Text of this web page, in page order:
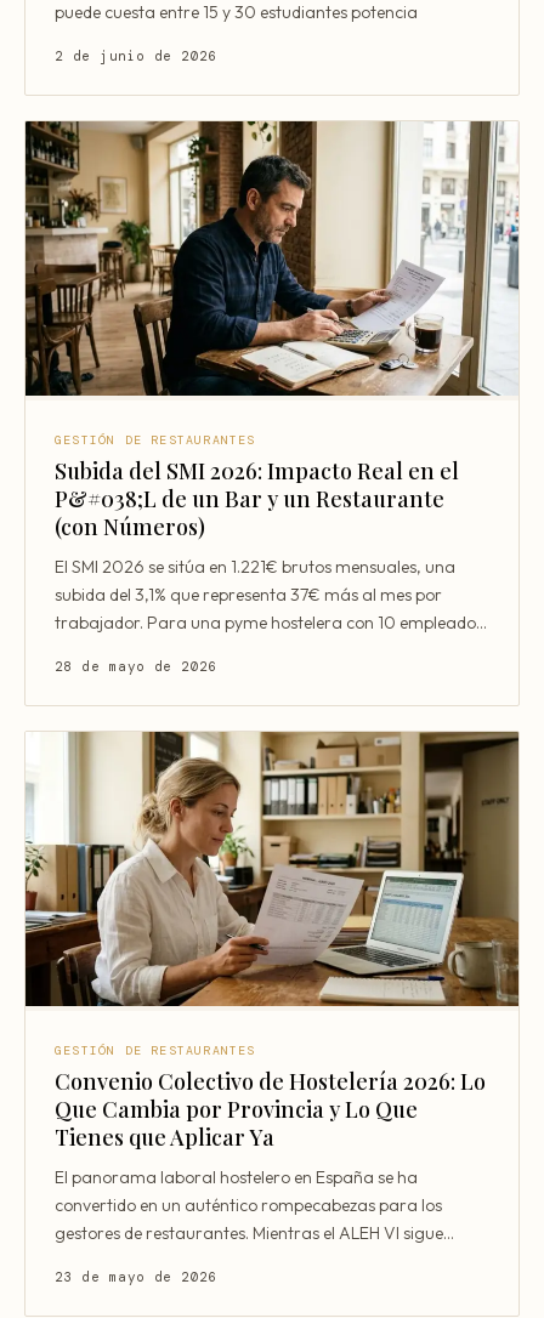
puede cuesta entre 15 y 30 estudiantes potencia
2 de junio de 2026
GESTIÓN DE RESTAURANTES
Subida del SMI 2026: Impacto Real en el
P&#038;L de un Bar y un Restaurante
(con Números)
El SMI 2026 se sitúa en 1.221€ brutos mensuales, una
subida del 3,1% que representa 37€ más al mes por
trabajador. Para una pyme hostelera con 10 empleados,
28 de mayo de 2026
GESTIÓN DE RESTAURANTES
Convenio Colectivo de Hostelería 2026: Lo
Que Cambia por Provincia y Lo Que
Tienes que Aplicar Ya
El panorama laboral hostelero en España se ha
convertido en un auténtico rompecabezas para los
gestores de restaurantes. Mientras el ALEH VI sigue
23 de mayo de 2026